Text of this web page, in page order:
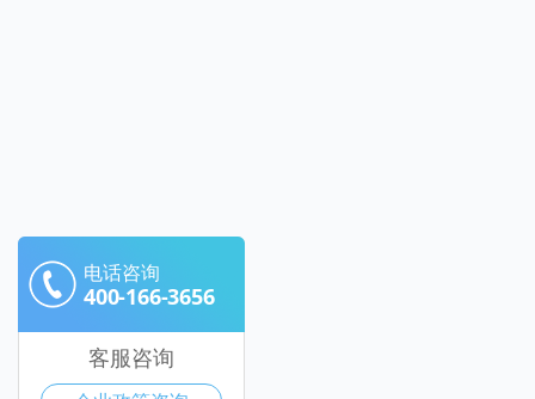
电话咨询
400-166-3656
客服咨询